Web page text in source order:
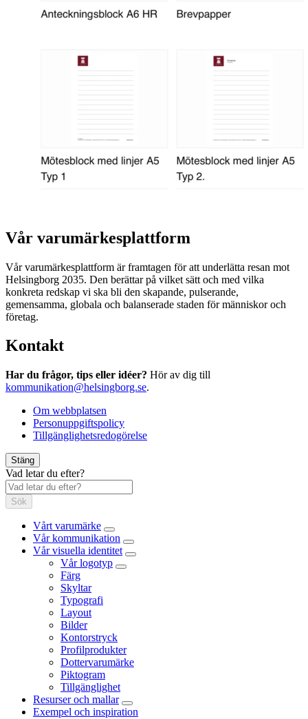
Vår varumärkesplattform
Vår varumärkesplattform är framtagen för att underlätta resan mot
Helsingborg 2035. Den berättar på vilket sätt och med vilka
konkreta redskap vi ska bli den skapande, pulserande,
gemensamma, globala och balanserade staden för människor och
företag.
Kontakt
Har du frågor, tips eller idéer? Hör av dig till
kommunikation@helsingborg.se.
Om webbplatsen
Personuppgiftspolicy
Tillgänglighetsredogörelse
Stäng
Vad letar du efter?
Sök
Vårt varumärke
Vår kommunikation
Vår visuella identitet
Vår logotyp
Färg
Skyltar
Typografi
Layout
Bilder
Kontorstryck
Profilprodukter
Dottervarumärke
Piktogram
Tillgänglighet
Resurser och mallar
Exempel och inspiration